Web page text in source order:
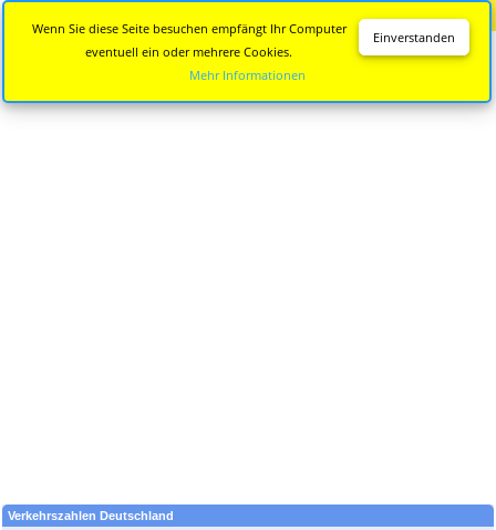
Verkehrszahlen Deutschland
Einverstanden
Wenn Sie diese Seite besuchen empfängt Ihr Computer
eventuell ein oder mehrere Cookies.
Mehr Informationen